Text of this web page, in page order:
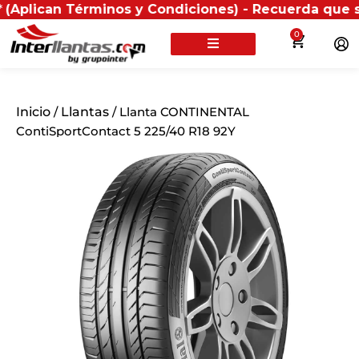
Términos y Condiciones) - Recuerda que si
0
Inicio / Llantas / Llanta CONTINENTAL
ContiSportContact 5 225/40 R18 92Y